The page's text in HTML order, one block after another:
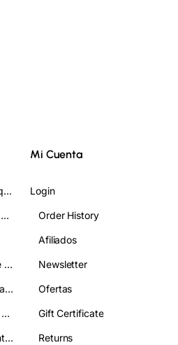
¿Qué es la orgonita, para qué sirve y cómo se usa? Guia Completa
¿Qué es la Orgonita y el Orgon?
Como elegir un Colgante de Orgonita:guia clara para acertar en tu eleccion
Propiedades de los colgantes de orgonita
Colgantes de orgonita y chakras: qué relación tienen
Como saber si un colgante de orgonita es autentico y evitar imitaciones
Mi Cuenta
Login
Order History
Afiliados
Newsletter
Ofertas
Gift Certificate
Returns